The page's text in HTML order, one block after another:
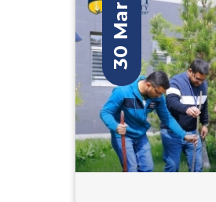
30 Mar